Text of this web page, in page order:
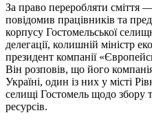
За право переробляти сміття
повідомив працівників та
корпусу Гостомельської
делегації, колишній міністр
президент компанії
Він розповів, що його
Україні, один із них у місті
селищі Гостомель щодо збору
ресурсів.